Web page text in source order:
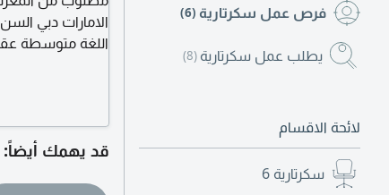
فرص عمل سكرتارية (6)
يطلب عمل سكرتارية (8)
لائحة الاقسام
سكرتارية 6
اللغة متوسطة
قد يهمك أيضاً: